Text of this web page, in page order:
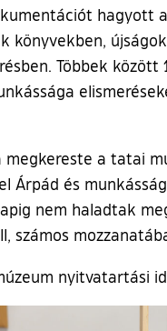
hagyott
könyvekben,
Többek
megkereste a tatai
Árpád és
nem haladtak
nyitvatartási